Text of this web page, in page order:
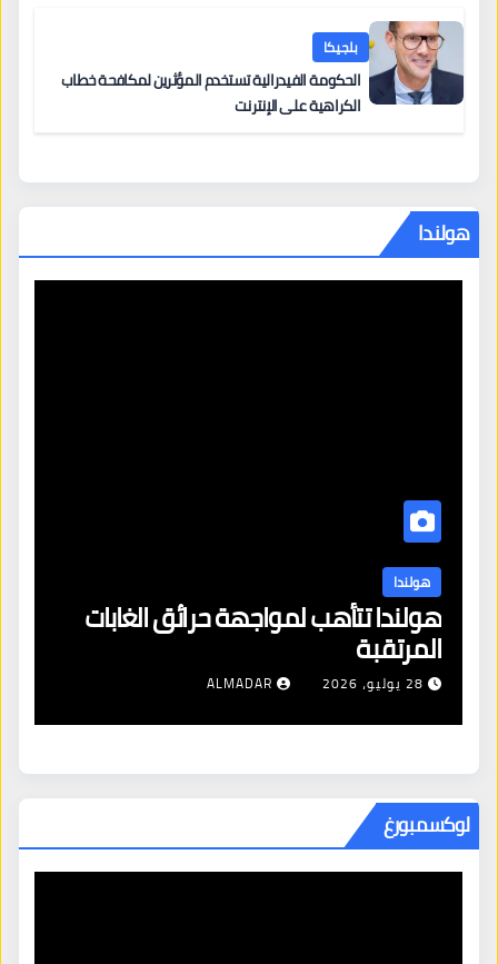
بلجيكا
الحكومة الفيدرالية تستخدم المؤثرين لمكافحة خطاب
الكراهية على الإنترنت
هولندا
هولندا تتجاوز
مناخ بونير وسط
لمواجهة حرائق الغابات
ALMADAR
لوكسمبورغ